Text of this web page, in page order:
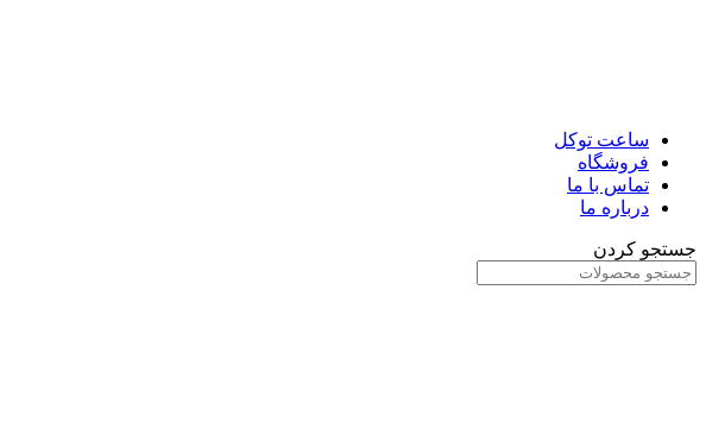
ساعت توکل
فروشگاه
تماس با ما
درباره ما
جستجو کردن